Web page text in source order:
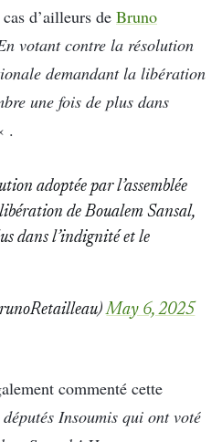
d’ailleurs de Bruno
votant contre la résolution
demandant la libération
une fois de plus dans
.
adoptée par l’assemblée
de Boualem Sansal,
dans l’indignité et le
May 6, 2025
commenté cette
Insoumis qui ont voté